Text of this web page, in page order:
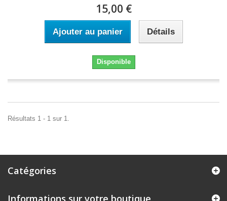
15,00 €
Ajouter au panier Détails
Disponible
Résultats 1 - 1 sur 1.
Catégories
Informations sur votre boutique